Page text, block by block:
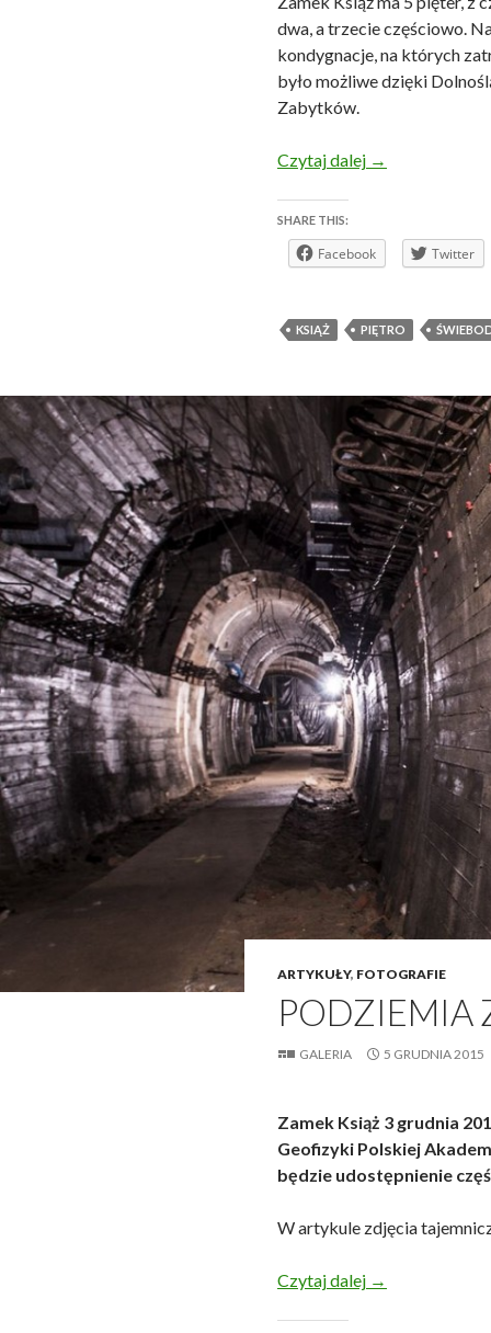
dwa, a trzecie częściowo.
kondygnacje, na których
było możliwe dzięki
Zabytków.
Czytaj dalej →
SHARE THIS:
Facebook Twitter
KSIĄŻ PIĘTRO
ARTYKUŁY, FOTOGRAFIE
PODZIEMIA
GALERIA 5 GRUDNIA 2015
Zamek Książ 3 grudnia
Geofizyki Polskiej
będzie udostępnienie
W artykule zdjęcia
Czytaj dalej Podziemia
→